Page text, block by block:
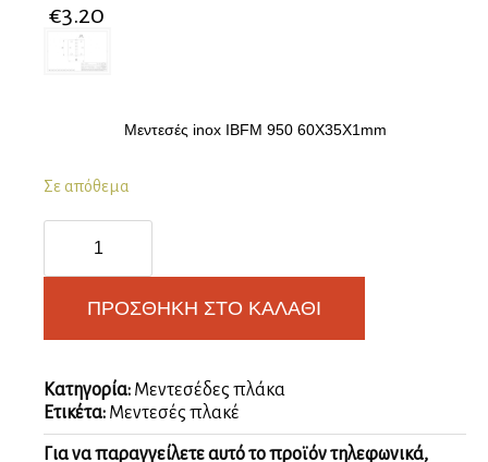
€3.20
Μεντεσές inox IBFM 950 60X35X1mm
Σε απόθεμα
ανοξείδωτος
60X35
ποσότητα
ΠΡΟΣΘΉΚΗ ΣΤΟ ΚΑΛΆΘΙ
Κατηγορία: Μεντεσέδες πλάκα
Ετικέτα: Μεντεσές πλακέ
Για να παραγγείλετε αυτό το προϊόν τηλεφωνικά,